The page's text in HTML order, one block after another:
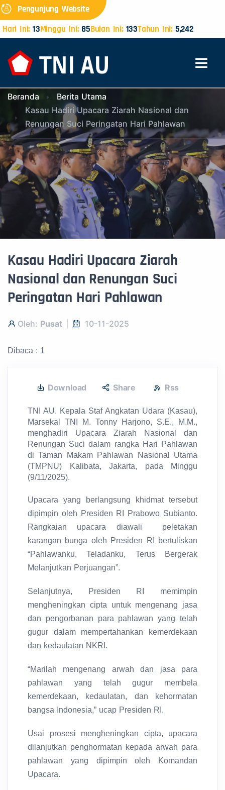
Pengunjung Website
Hari Ini: 13Minggu Ini:85Bulan Ini:133Tahun Ini: 5,242
Beranda
Berita Utama
Kasau Hadiri Upacara Ziarah Nasional dan
Renungan Suci Peringatan Hari Pahlawan
Kasau Hadiri Upacara Ziarah
Nasional dan Renungan Suci
Peringatan Hari Pahlawan
Oleh: Pusat 10-11-2025
Dibaca : 1
Download Share Rss
TNI AU. Kepala Staf Angkatan Udara (Kasau),
Marsekal TNI M. Tonny Harjono, S.E., M.M.,
menghadiri Upacara Ziarah Nasional dan
Renungan Suci dalam rangka Hari Pahlawan
di Taman Makam Pahlawan Nasional Utama
(TMPNU) Kalibata, Jakarta, pada Minggu
(9/11/2025).
Upacara yang berlangsung khidmat tersebut
dipimpin oleh Presiden RI Prabowo Subianto.
Rangkaian upacara diawali peletakan
karangan bunga oleh Presiden RI bertuliskan
“Pahlawanku, Teladanku, Terus Bergerak
Melanjutkan Perjuangan”.
Selanjutnya, Presiden RI memimpin
mengheningkan cipta untuk mengenang jasa
dan pengorbanan para pahlawan yang telah
gugur dalam mempertahankan kemerdekaan
dan kedaulatan NKRI.
“Marilah mengenang arwah dan jasa para
pahlawan yang telah gugur membela
kemerdekaan, kedaulatan, dan kehormatan
bangsa Indonesia,” ucap Presiden RI.
Usai prosesi mengheningkan cipta, upacara
dilanjutkan penghormatan kepada arwah para
pahlawan yang dipimpin oleh Komandan
Upacara.